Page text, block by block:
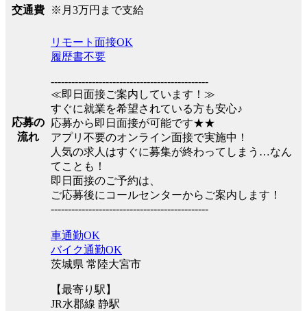
交通費 ※月3万円まで支給
応募の
流れ
リモート面接OK
履歴書不要
----------------------------------------------
≪即日面接ご案内しています！≫
すぐに就業を希望されている方も安心♪
応募から即日面接が可能です★★
アプリ不要のオンライン面接で実施中！
人気の求人はすぐに募集が終わってしまう…なん
てことも！
即日面接のご予約は、
ご応募後にコールセンターからご案内します！
----------------------------------------------
車通勤OK
バイク通勤OK
茨城県 常陸大宮市
【最寄り駅】
JR水郡線 静駅